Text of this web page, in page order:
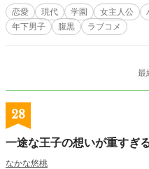
恋愛 現代 学園 女主人公
年下男子
腹黒 ラブコメ
最
28
一途な王子の想いが重すぎ
なかな悠桃